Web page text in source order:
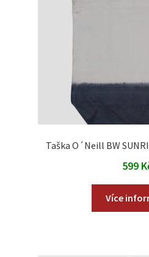
Taška O´Neill BW
599
Více